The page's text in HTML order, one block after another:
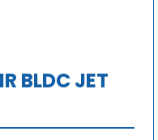
BLDC JET